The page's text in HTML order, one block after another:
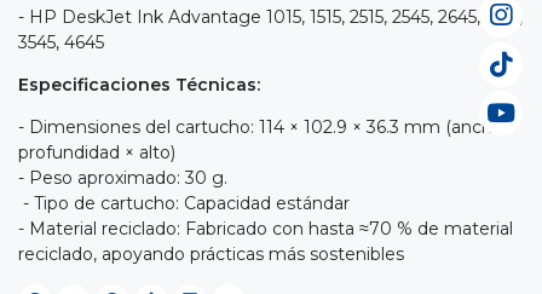
- HP DeskJet Ink Advantage 1015, 1515, 2515, 2545, 2645, 3515,
3545, 4645
Especificaciones Técnicas:
- Dimensiones del cartucho: 114 × 102.9 × 36.3 mm (ancho ×
profundidad × alto)
- Peso aproximado: 30 g.
- Tipo de cartucho: Capacidad estándar
- Material reciclado: Fabricado con hasta ≈70 % de material
reciclado, apoyando prácticas más sostenibles